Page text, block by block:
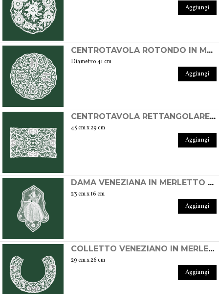
Aggiungi
CENTROTAVOLA ROTONDO IN MERLETTO DI BURANO
Diametro 41 cm
Aggiungi
CENTROTAVOLA RETTANGOLARE IN MERLETTO DI BURANO
45 cm x 29 cm
Aggiungi
DAMA VENEZIANA IN MERLETTO DI BURANO
23 cm x 16 cm
Aggiungi
COLLETTO VENEZIANO IN MERLETTO DI BURANO
29 cm x 26 cm
Aggiungi